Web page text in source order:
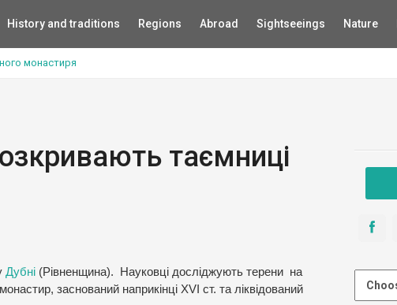
History and traditions Regions Abroad Sightseeings Nature
монастиря
таємниці
Дубні (Рівненщина). Науковці досліджують терени на
заснований наприкінці XVI ст. та ліквідований